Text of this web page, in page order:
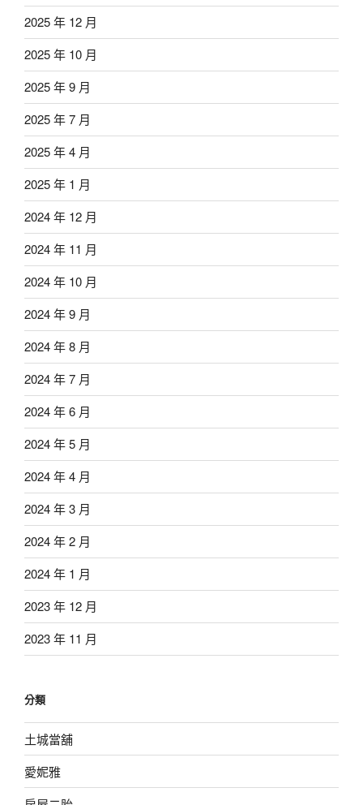
2025 年 12 月
2025 年 10 月
2025 年 9 月
2025 年 7 月
2025 年 4 月
2025 年 1 月
2024 年 12 月
2024 年 11 月
2024 年 10 月
2024 年 9 月
2024 年 8 月
2024 年 7 月
2024 年 6 月
2024 年 5 月
2024 年 4 月
2024 年 3 月
2024 年 2 月
2024 年 1 月
2023 年 12 月
2023 年 11 月
分類
土城當舖
愛妮雅